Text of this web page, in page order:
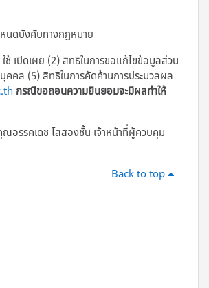
หนดบังคับทางกฎหมาย
เปิดเผย (2) สิทธิในการขอแก้ไขข้อมูลส่วน
คล (5) สิทธิในการคัดค้านการประมวลผล
กรณีขอถอนความยินยอมจะมีผลทำให้
อรรคเดช โสสองชั้น เจ้าหน้าที่ผู้ควบคุม
Back to top